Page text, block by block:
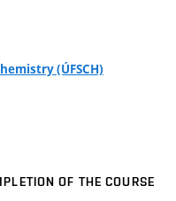
(ÚFSCH)
OF THE COURSE